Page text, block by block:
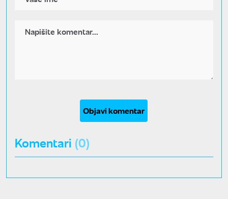
Objavi komentar
Komentari (0)